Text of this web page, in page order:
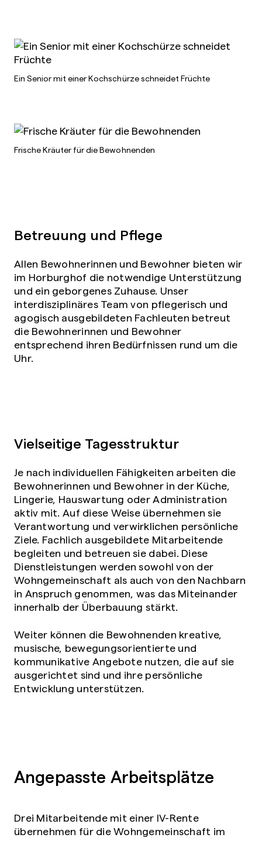
Ein Senior mit einer Kochschürze schneidet Früchte
Frische Kräuter für die Bewohnenden
Betreuung und Pflege
Allen Bewohnerinnen und Bewohner bieten wir
im Horburghof die notwendige Unterstützung
und ein geborgenes Zuhause. Unser
interdisziplinäres Team von pflegerisch und
agogisch ausgebildeten Fachleuten betreut
die Bewohnerinnen und Bewohner
entsprechend ihren Bedürfnissen rund um die
Uhr.
Vielseitige Tagesstruktur
Je nach individuellen Fähigkeiten arbeiten die
Bewohnerinnen und Bewohner in der Küche,
Lingerie, Hauswartung oder Administration
aktiv mit. Auf diese Weise übernehmen sie
Verantwortung und verwirklichen persönliche
Ziele. Fachlich ausgebildete Mitarbeitende
begleiten und betreuen sie dabei. Diese
Dienstleistungen werden sowohl von der
Wohngemeinschaft als auch von den Nachbarn
in Anspruch genommen, was das Miteinander
innerhalb der Überbauung stärkt.
Weiter können die Bewohnenden kreative,
musische, bewegungsorientierte und
kommunikative Angebote nutzen, die auf sie
ausgerichtet sind und ihre persönliche
Entwicklung unterstützen.
Angepasste Arbeitsplätze
Drei Mitarbeitende mit einer IV-Rente
übernehmen für die Wohngemeinschaft im